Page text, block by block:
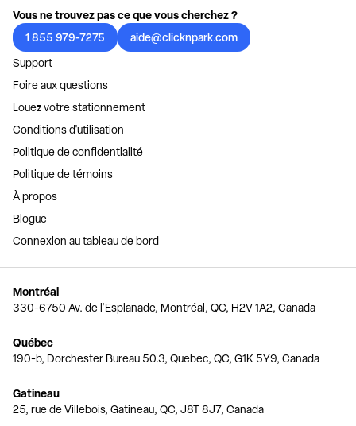
Vous ne trouvez pas ce que vous cherchez ?
1 855 979-7275
aide@clicknpark.com
Support
Foire aux questions
Louez votre stationnement
Conditions d'utilisation
Politique de confidentialité
Politique de témoins
À propos
Blogue
Connexion au tableau de bord
Montréal
330-6750 Av. de l'Esplanade, Montréal, QC, H2V 1A2, Canada
Québec
190-b, Dorchester Bureau 50.3, Quebec, QC, G1K 5Y9, Canada
Gatineau
25, rue de Villebois, Gatineau, QC, J8T 8J7, Canada